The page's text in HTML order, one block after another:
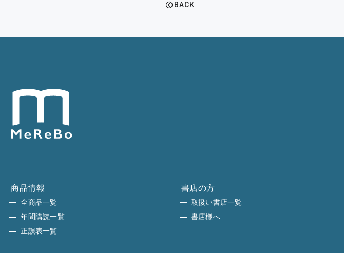
BACK
商品情報
全商品一覧
年間購読一覧
正誤表一覧
書店の方
取扱い書店一覧
書店様へ